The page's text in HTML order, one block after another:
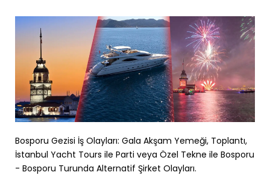
Bosporu Gezisi İş Olayları: Gala Akşam Yemeği, Toplantı,
İstanbul Yacht Tours ile Parti veya Özel Tekne ile Bosporu
- Bosporu Turunda Alternatif Şirket Olayları.